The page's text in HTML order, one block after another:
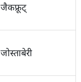
जैकफ्रूट्
जोस्ताबेरी